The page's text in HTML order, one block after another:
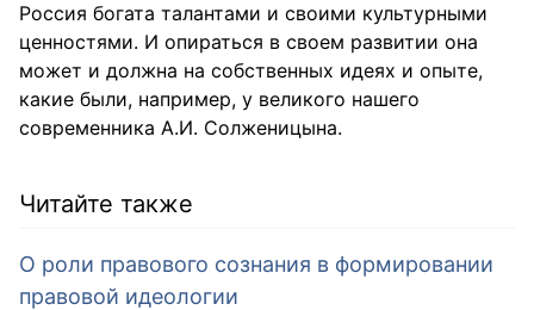
Россия богата талантами и своими культурными
ценностями. И опираться в своем развитии она
может и должна на собственных идеях и опыте,
какие были, например, у великого нашего
современника А.И. Солженицына.
Читайте также
О роли правового сознания в формировании
правовой идеологии